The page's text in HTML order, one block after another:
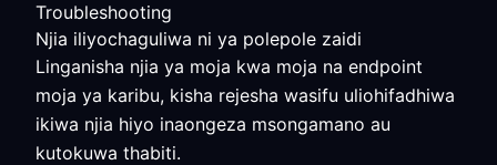
Troubleshooting
Njia iliyochaguliwa ni ya polepole zaidi
Linganisha njia ya moja kwa moja na endpoint
moja ya karibu, kisha rejesha wasifu uliohifadhiwa
ikiwa njia hiyo inaongeza msongamano au
kutokuwa thabiti.